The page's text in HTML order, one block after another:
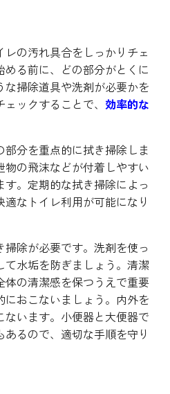
レの汚れ具合をしっかりチェ
める前に、どの部分がとくに
掃除道具や洗剤が必要かを
ックすることで、 効率的な
分を重点的に拭き掃除しま
の飛沫などが付着しやすい
。定期的な拭き掃除によっ
なトイレ利用が可能になり
除が必要です。洗剤を使っ
水垢を防ぎましょう。清潔
の清潔感を保つうえで重要
おこないましょう。内外を
います。小便器と大便器で
るので、適切な手順を守り